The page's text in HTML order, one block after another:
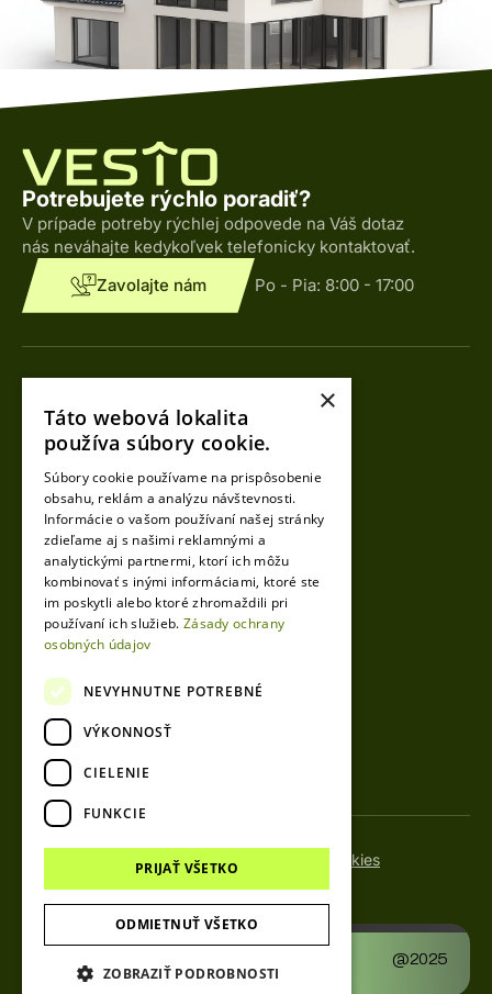
Potrebujete rýchlo poradiť?
V prípade potreby rýchlej odpovede na Váš dotaz
nás neváhajte kedykoľvek telefonicky kontaktovať.
Zavolajte nám
Po - Pia: 8:00 - 17:00
Tomáš Loy
CEO
+421 918 490 990
info@vesto.sk
Igor Mikula
CEO
+421 904 536 141
info@vesto.sk
© 2025 VESTO. Všetky práva vyhradené.
Spracovanie osobných údajov Nastavenia cookies
dpMarketingGroup
@2025
×
Táto webová lokalita
používa súbory cookie.
Súbory cookie používame na prispôsobenie
obsahu, reklám a analýzu návštevnosti.
Informácie o vašom používaní našej stránky
zdieľame aj s našimi reklamnými a
analytickými partnermi, ktorí ich môžu
kombinovať s inými informáciami, ktoré ste
im poskytli alebo ktoré zhromaždili pri
používaní ich služieb. Zásady ochrany
osobných údajov
NEVYHNUTNE POTREBNÉ
VÝKONNOSŤ
CIELENIE
FUNKCIE
PRIJAŤ VŠETKO
ODMIETNUŤ VŠETKO
ZOBRAZIŤ PODROBNOSTI